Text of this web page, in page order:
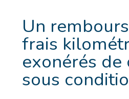
Un
frais
exonérés de
sous